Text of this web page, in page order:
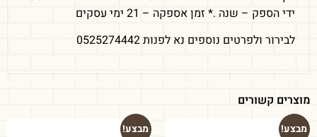
ידי הספק – שנה .* זמן אספקה – 21 ימי עסקים
לבירור ולפרטים נוספים נא לפנות 0525274442
מוצרים קשורים
מבצע! מבצע!